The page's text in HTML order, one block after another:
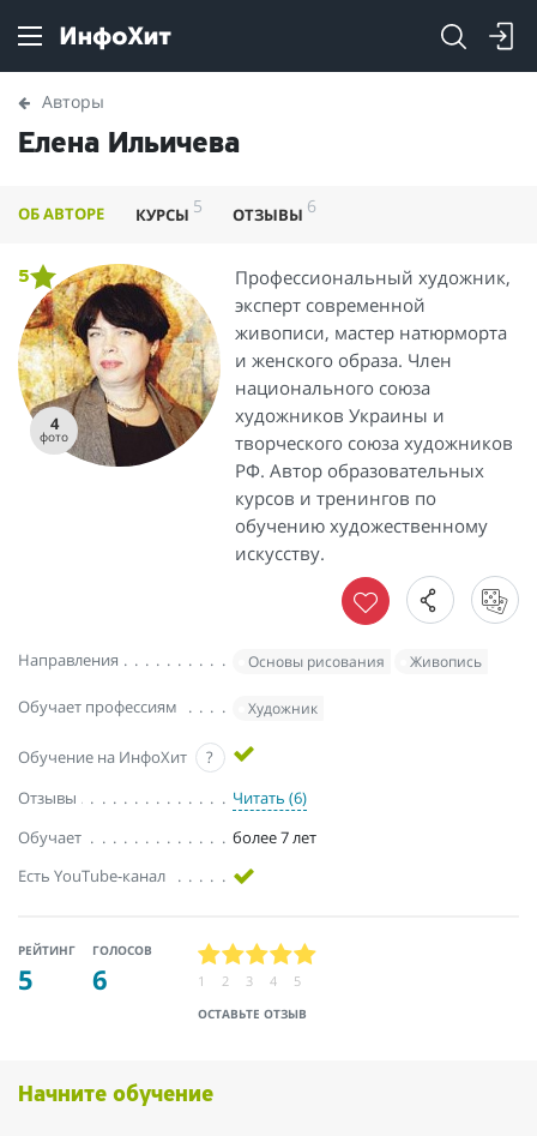
Авторы
Елена Ильичева
ОБ АВТОРЕ КУРСЫ 5 ОТЗЫВЫ 6
4
фото
5
Профессиональный художник,
эксперт современной
живописи, мастер натюрморта
и женского образа. Член
национального союза
художников Украины и
творческого союза художников
РФ. Автор образовательных
курсов и тренингов по
обучению художественному
искусству.
Направления Основы рисования Живопись
Обучает профессиям Художник
Обучение на ИнфоХит
?
Отзывы
Читать (6)
Обучает
более 7 лет
Есть YouTube-канал
РЕЙТИНГ
5
ГОЛОСОВ
6
ОСТАВЬТЕ ОТЗЫВ
1 2 3 4 5
Начните обучение